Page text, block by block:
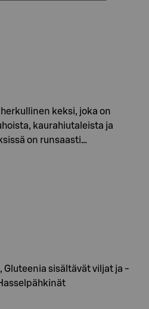
keksi, joka on
kaurahiutaleista ja
on runsaasti…
Gluteenia sisältävät viljat ja -